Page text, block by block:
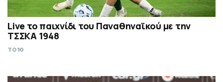
Live το παιχνίδι του Παναθηναϊκού με την
ΤΣΣΚΑ 1948
TO10